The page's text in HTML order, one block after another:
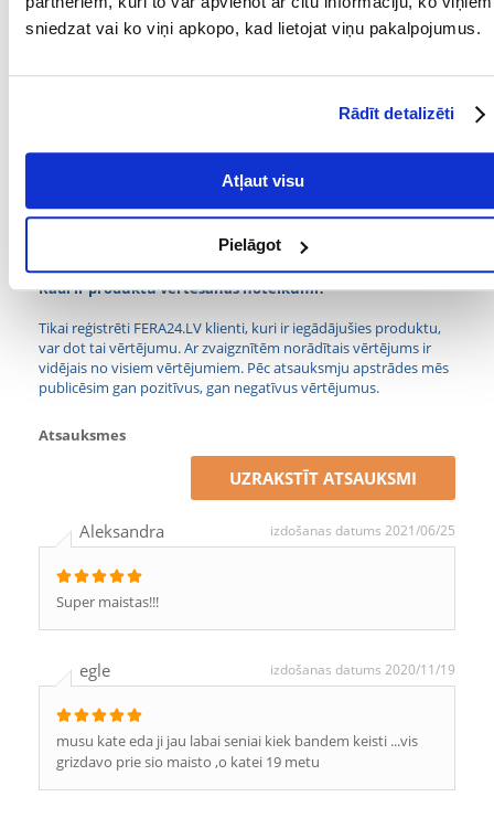
sniedzat vai ko viņi apkopo, kad lietojat viņu pakalpojumus.
Rādīt detalizēti
Atļaut visu
Pielāgot
polifenolu un vīnogu polifenolu kompleksam, tas
pateicoties triptofānam un EPA-DHA skābēm, kas
atrodamas treknās jūras zivīs. Satur glikozamīna un
Kādi ir produktu vērtēšanas noteikumi?
Tikai reģistrēti FERA24.LV klienti, kuri ir iegādājušies produktu,
var dot tai vērtējumu. Ar zvaigznītēm norādītais vērtējums ir
vidējais no visiem vērtējumiem. Pēc atsauksmju apstrādes mēs
publicēsim gan pozitīvus, gan negatīvus vērtējumus.
Atsauksmes
UZRAKSTĪT ATSAUKSMI
Aleksandra izdošanas datums 2021/06/25
Super maistas!!!
egle izdošanas datums 2020/11/19
musu kate eda ji jau labai seniai kiek bandem keisti ...vis
grizdavo prie sio maisto ,o katei 19 metu